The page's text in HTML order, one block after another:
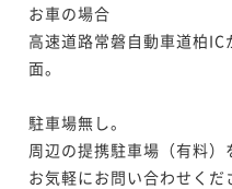
お車の場合
高速道路常磐自動車道柏
面。
駐車場無し。
周辺の提携駐車場（有料）
お気軽にお問い合わせくだ